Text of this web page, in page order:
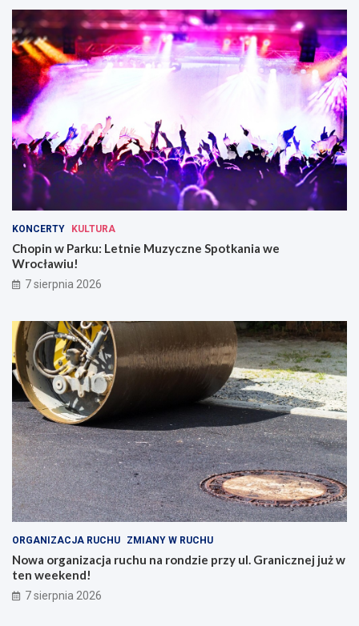
KONCERTY KULTURA
Chopin w Parku: Letnie Muzyczne Spotkania we
Wrocławiu!
7 sierpnia 2026
ORGANIZACJA RUCHU ZMIANY W RUCHU
Nowa organizacja ruchu na rondzie przy ul. Granicznej już w
ten weekend!
7 sierpnia 2026